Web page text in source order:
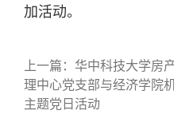
加活动。
上一篇：华中科技大学房
理中心党支部与经济学院
主题党日活动